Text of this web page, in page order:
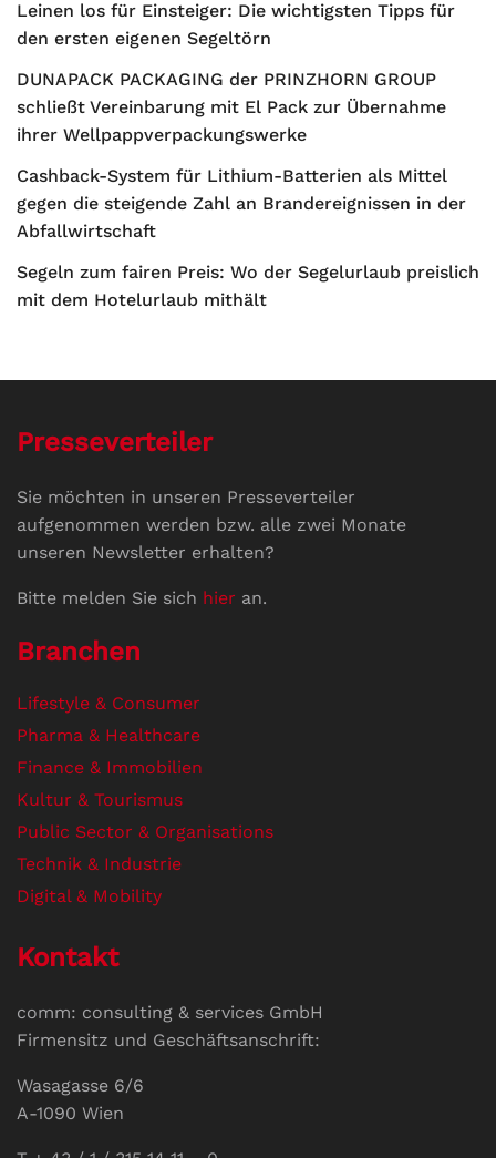
Leinen los für Einsteiger: Die wichtigsten Tipps für
den ersten eigenen Segeltörn
DUNAPACK PACKAGING der PRINZHORN GROUP
schließt Vereinbarung mit El Pack zur Übernahme
ihrer Wellpappverpackungswerke
Cashback-System für Lithium-Batterien als Mittel
gegen die steigende Zahl an Brandereignissen in der
Abfallwirtschaft
Segeln zum fairen Preis: Wo der Segelurlaub preislich
mit dem Hotelurlaub mithält
Presseverteiler
Sie möchten in unseren Presseverteiler
aufgenommen werden bzw. alle zwei Monate
unseren Newsletter erhalten?
Bitte melden Sie sich hier an.
Branchen
Lifestyle & Consumer
Pharma & Healthcare
Finance & Immobilien
Kultur & Tourismus
Public Sector & Organisations
Technik & Industrie
Digital & Mobility
Kontakt
comm: consulting & services GmbH
Firmensitz und Geschäftsanschrift:
Wasagasse 6/6
A-1090 Wien